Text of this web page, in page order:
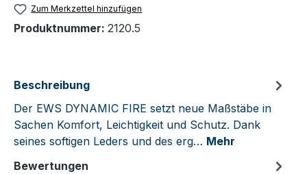
Zum Merkzettel hinzufügen
Produktnummer: 2120.5
Beschreibung
Der EWS DYNAMIC FIRE setzt neue Maßstäbe in
Sachen Komfort, Leichtigkeit und Schutz. Dank
seines softigen Leders und des erg… Mehr
Bewertungen